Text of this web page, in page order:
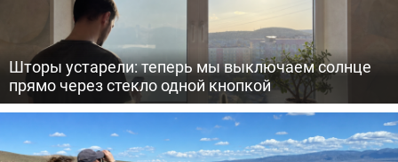
Шторы устарели: теперь мы выключаем солнце
прямо через стекло одной кнопкой